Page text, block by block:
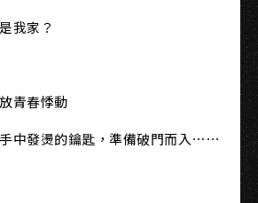
我家？
青春悸動
中發燙的鑰匙，準備破門而入⋯⋯